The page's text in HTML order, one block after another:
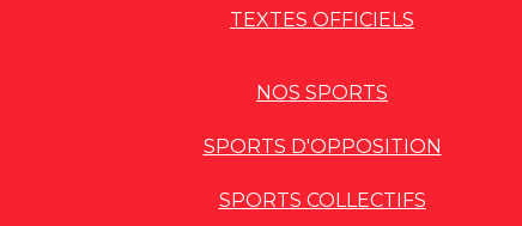
TEXTES OFFICIELS
NOS SPORTS
SPORTS D'OPPOSITION
SPORTS COLLECTIFS